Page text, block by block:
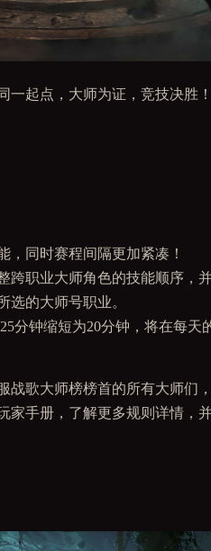
起点，大师为证，竞技决胜！
，同时赛程间隔更加紧凑！
跨职业大师角色的技能顺序，
选的大师号职业。
分钟缩短为20分钟，将在每天
歌大师榜榜首的所有大师们
手册，了解更多规则详情，